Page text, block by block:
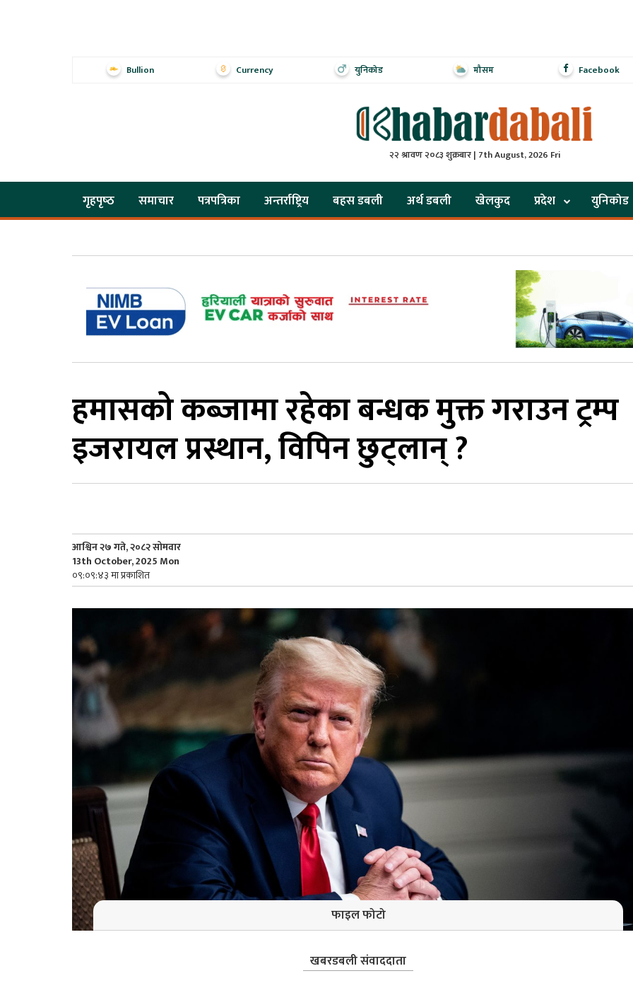
Bullion Currency युनिकोड मौसम Facebook
२२ श्रावण २०८३ शुक्रबार | 7th August, 2026 Fri
गृहपृष्‍ठ समाचार पत्रपत्रिका अन्तर्राष्ट्रिय बहस डबली अर्थ डबली खेलकुद प्रदेश युनिकोड
हमासको कब्जामा रहेका बन्धक मुक्त गराउन ट्रम्प
इजरायल प्रस्थान, विपिन छुट्लान् ?
आश्विन २७ गते, २०८२ सोमवार
13th October, 2025 Mon
०९:०९:४३ मा प्रकाशित
फाइल फोटो
खबरडबली संवाददाता